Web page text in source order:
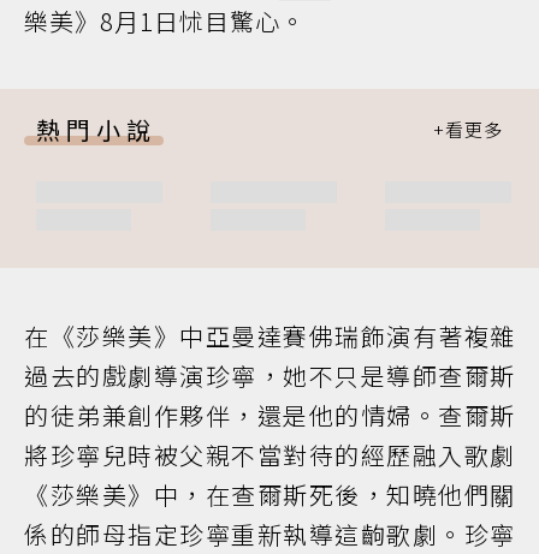
樂美》8月1日怵目驚心。
熱門小說
在《莎樂美》中亞曼達賽佛瑞飾演有著複雜
過去的戲劇導演珍寧，她不只是導師查爾斯
的徒弟兼創作夥伴，還是他的情婦。查爾斯
將珍寧兒時被父親不當對待的經歷融入歌劇
《莎樂美》中，在查爾斯死後，知曉他們關
係的師母指定珍寧重新執導這齣歌劇。珍寧